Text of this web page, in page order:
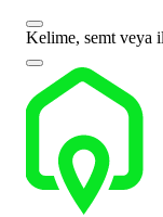
Kelime, semt veya